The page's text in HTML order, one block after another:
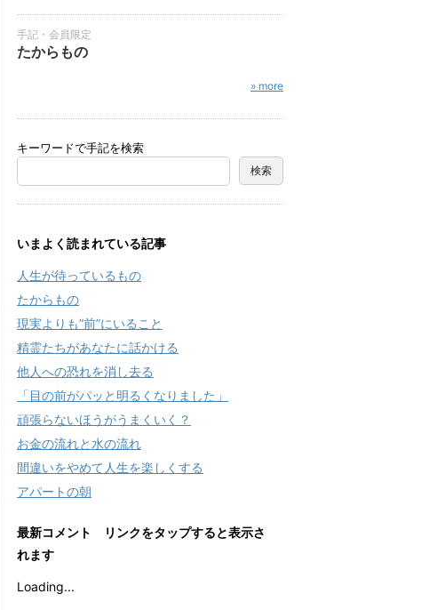
手記・会員限定
たからもの
» more
キーワードで手記を検索
いまよく読まれている記事
人生が待っているもの
たからもの
現実よりも”前”にいること
精霊たちがあなたに話かける
他人への恐れを消し去る
「目の前がパッと明るくなりました」
頑張らないほうがうまくいく？
お金の流れと水の流れ
間違いをやめて人生を楽しくする
アパートの朝
最新コメント リンクをタップすると表示さ
れます
Loading...